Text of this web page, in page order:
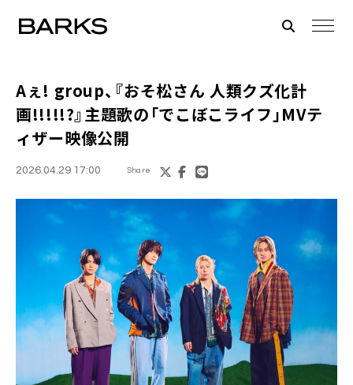
Aぇ! group、『おそ松さん 人類クズ化計
画!!!!!?』主題歌の「でこぼこライフ」MVテ
ィザー映像公開
2026.04.29 17:00 Share